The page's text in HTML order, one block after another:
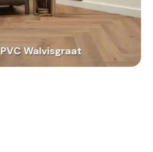
PVC Walvisgraat